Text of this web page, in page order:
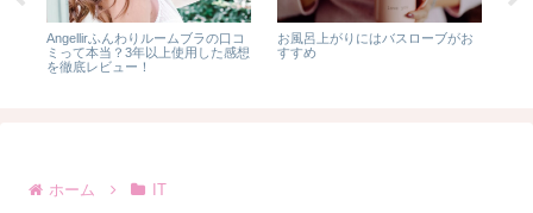
Angellirふんわりルームブラの口コ
ミって本当？3年以上使用した感想
を徹底レビュー！
お風呂上がりにはバスローブがお
すすめ
ホーム IT